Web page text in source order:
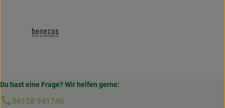
Du hast eine Frage? Wir helfen gerne:
06158 941740